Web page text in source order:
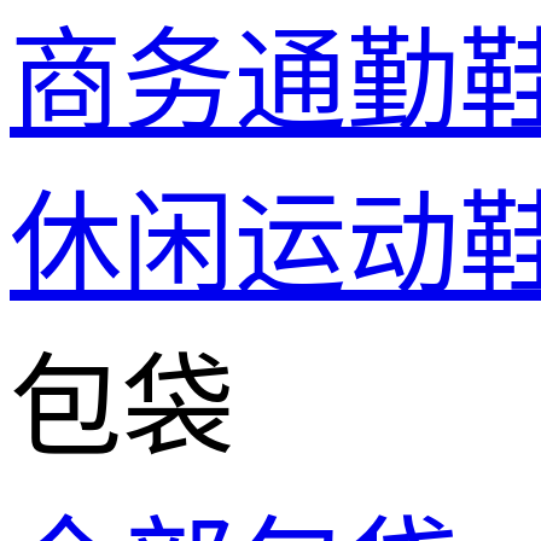
商务通勤
休闲运动
包袋